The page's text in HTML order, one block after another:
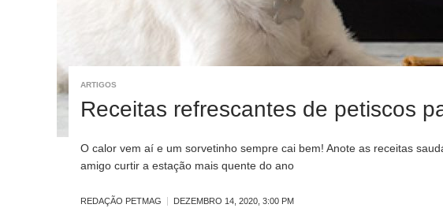
ARTIGOS
Receitas refrescantes de petiscos
O calor vem aí e um sorvetinho sempre cai bem! Anote as receitas
amigo curtir a estação mais quente do ano
REDAÇÃO PETMAG DEZEMBRO 14, 2020, 3:00 PM